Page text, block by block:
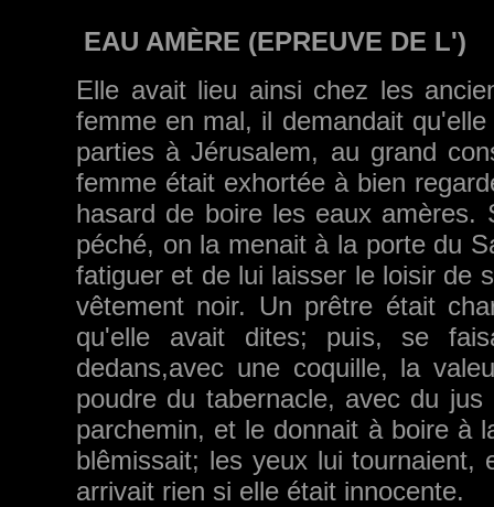
EAU AMÈRE (EPREUVE DE L')
Elle avait lieu ainsi chez les
femme en mal, il de­mandait
parties à Jérusalem, au grand
femme était exhortée à bien
hasard de boire les eaux
péché, on la menait à la porte du
fatiguer et de lui laisser le loisir de
vêtement noir. Un prêtre était
qu'elle avait dites; puis, se
dedans,avec une coquille, la
poudre du tabernacle, avec du
parchemin, et le donnait à boire à
blêmissait; les yeux lui
arrivait rien si elle était innocente.